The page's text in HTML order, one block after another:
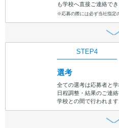
も学校へ直接ご連絡でき
※応募の際には必ず当社指定
STEP4
選考
全ての選考は応募者と
日程調整・結果のご連
学校との間で行われます